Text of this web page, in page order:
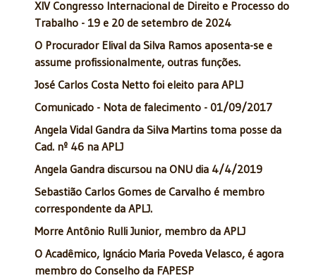
XIV Congresso Internacional de Direito e Processo do
Trabalho - 19 e 20 de setembro de 2024
O Procurador Elival da Silva Ramos aposenta-se e
assume profissionalmente, outras funções.
José Carlos Costa Netto foi eleito para APLJ
Comunicado - Nota de falecimento - 01/09/2017
Angela Vidal Gandra da Silva Martins toma posse da
Cad. nº 46 na APLJ
Angela Gandra discursou na ONU dia 4/4/2019
Sebastião Carlos Gomes de Carvalho é membro
correspondente da APLJ.
Morre Antônio Rulli Junior, membro da APLJ
O Acadêmico, Ignácio Maria Poveda Velasco, é agora
membro do Conselho da FAPESP